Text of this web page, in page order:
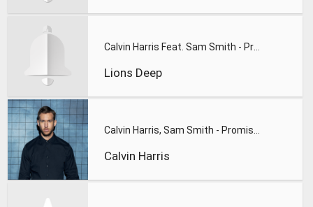
Lions Deep
Calvin Harris